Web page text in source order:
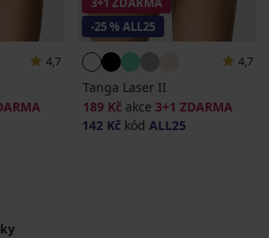
4,7
-25 % ALL25
4,7
Tanga Laser II
189 Kč akce 3+1 ZDARMA
142 Kč kód ALL25